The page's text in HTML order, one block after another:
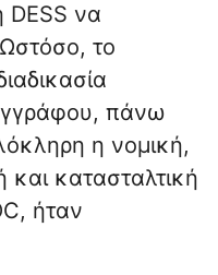
DESS να
το
πάνω
η νομική,
και κατασταλτική
ήταν